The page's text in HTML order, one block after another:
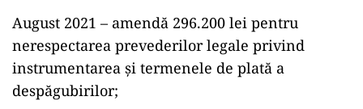
August 2021 – amendă 296.200 lei pentru
nerespectarea prevederilor legale privind
instrumentarea și termenele de plată a
despăgubirilor;